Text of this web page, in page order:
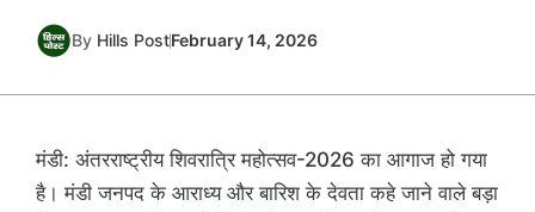
By Hills PostFebruary 14, 2026
मंडी: अंतरराष्ट्रीय शिवरात्रि महोत्सव-2026 का आगाज हो गया
है। मंडी जनपद के आराध्य और बारिश के देवता कहे जाने वाले बड़ा